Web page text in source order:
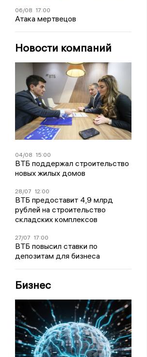
06/08 17:00
Атака мертвецов
Новости компаний
04/08 15:00
ВТБ поддержал строительство
новых жилых домов
28/07 12:00
ВТБ предоставит 4,9 млрд
рублей на строительство
складских комплексов
27/07 17:00
ВТБ повысил ставки по
депозитам для бизнеса
Бизнес